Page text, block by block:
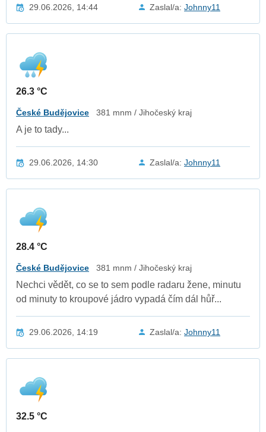
29.06.2026, 14:44 Zaslal/a: Johnny11
26.3 °C
České Budějovice 381 mnm / Jihočeský kraj
A je to tady...
29.06.2026, 14:30 Zaslal/a: Johnny11
28.4 °C
České Budějovice 381 mnm / Jihočeský kraj
Nechci vědět, co se to sem podle radaru žene, minutu
od minuty to kroupové jádro vypadá čím dál hůř...
29.06.2026, 14:19 Zaslal/a: Johnny11
32.5 °C